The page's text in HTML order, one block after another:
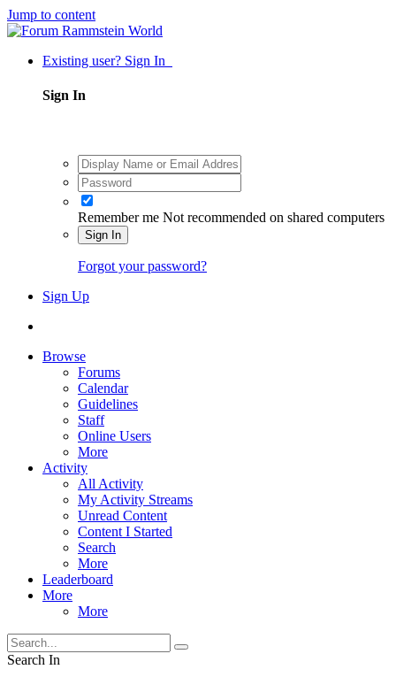
Jump to content
Existing user? Sign In
Sign In
Remember me Not recommended on shared computers
Sign In
Forgot your password?
Sign Up
Browse
Forums
Calendar
Guidelines
Staff
Online Users
More
Activity
All Activity
My Activity Streams
Unread Content
Content I Started
Search
More
Leaderboard
More
More
Search In